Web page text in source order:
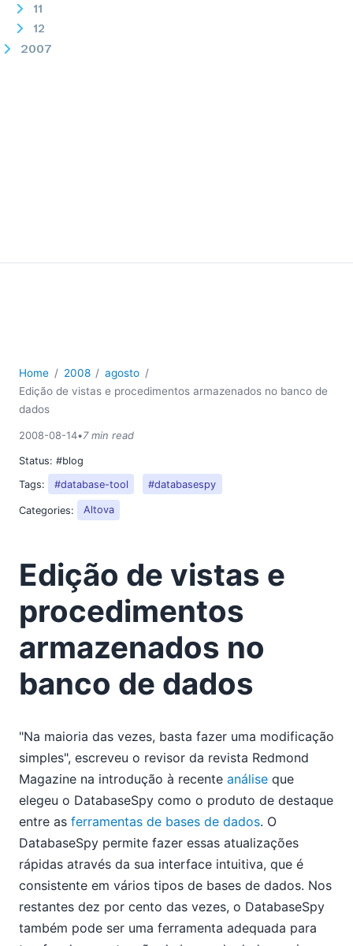
11
12
2007
Home 2008
agosto
Edição de vistas e procedimentos armazenados no banco de
dados
2008-08-14•7 min read
Status: #blog
Tags:
#database-tool #databasespy
Categories: Altova
Edição de vistas e
procedimentos
armazenados no
banco de dados
"Na maioria das vezes, basta fazer uma modificação
simples", escreveu o revisor da revista Redmond
Magazine na introdução à recente análise que
elegeu o DatabaseSpy como o produto de destaque
entre as ferramentas de bases de dados. O
DatabaseSpy permite fazer essas atualizações
rápidas através da sua interface intuitiva, que é
consistente em vários tipos de bases de dados. Nos
restantes dez por cento das vezes, o DatabaseSpy
também pode ser uma ferramenta adequada para